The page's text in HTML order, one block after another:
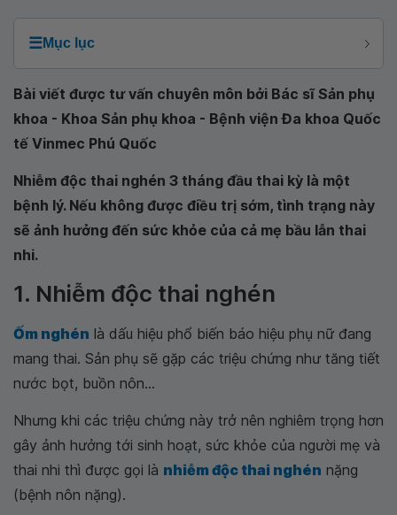
☰Mục lục
Bài viết được tư vấn chuyên môn bởi Bác sĩ Sản phụ
khoa - Khoa Sản phụ khoa - Bệnh viện Đa khoa Quốc
tế Vinmec Phú Quốc
Nhiễm độc thai nghén 3 tháng đầu thai kỳ là một
bệnh lý. Nếu không được điều trị sớm, tình trạng này
sẽ ảnh hưởng đến sức khỏe của cả mẹ bầu lẫn thai
nhi.
1. Nhiễm độc thai nghén
Ốm nghén là dấu hiệu phổ biến báo hiệu phụ nữ đang
mang thai. Sản phụ sẽ gặp các triệu chứng như tăng tiết
nước bọt, buồn nôn...
Nhưng khi các triệu chứng này trở nên nghiêm trọng hơn
gây ảnh hưởng tới sinh hoạt, sức khỏe của người mẹ và
thai nhi thì được gọi là nhiễm độc thai nghén nặng
(bệnh nôn nặng).